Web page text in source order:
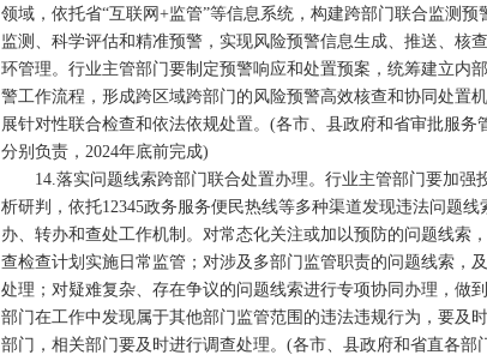
领域，依托省“互联网+监管”等信息系统，构建跨部门联合监测
监测、科学评估和精准预警，实现风险预警信息生成、推送、核
环管理。行业主管部门要制定预警响应和处置预案，统筹建立内
警工作流程，形成跨区域跨部门的风险预警高效核查和协同处置
展针对性联合检查和依法依规处置。(各市、县政府和省审批服务
分别负责，2024年底前完成)
14.落实问题线索跨部门联合处置办理。行业主管部门要加强
析研判，依托12345政务服务便民热线等多种渠道发现违法问题
办、转办和查处工作机制。对常态化关注或加以预防的问题线索
查检查计划实施日常监管；对涉及多部门监管职责的问题线索，
处理；对疑难复杂、存在争议的问题线索进行专项协同办理，做
部门在工作中发现属于其他部门监管范围的违法违规行为，要及
部门，相关部门要及时进行调查处理。(各市、县政府和省直各部